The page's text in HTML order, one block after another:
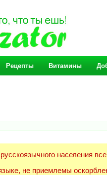
Рецепты Витамины
населения
не приемлемы